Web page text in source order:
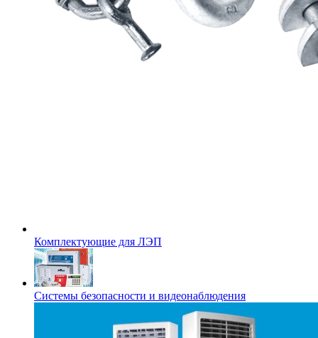
Комплектующие для ЛЭП
Системы безопасности и видеонаблюдения